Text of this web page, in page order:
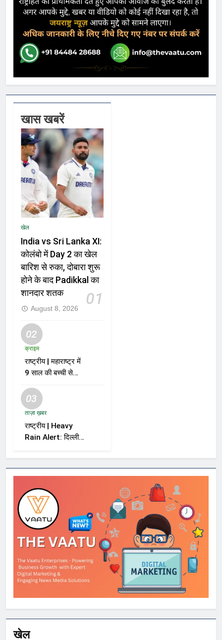
खास खबरें
खेल
India vs Sri Lanka XI:
कोलंबो में Day 2 का खेल
बारिश से रुका, दोबारा शुरू
होने के बाद Padikkal का
शानदार शतक
01
August 8, 2026
02
क्राइम
राष्ट्रीय | महाराष्ट्र में
9 साल की बच्ची से
मामले में आरोपी को मौत
की सजा
03
ताज़ा ख़बर
राष्ट्रीय | Heavy
Rain Alert: दिल्ली-
में भारी बारिश का अलर्ट,
Kerala और Odisha
खेल